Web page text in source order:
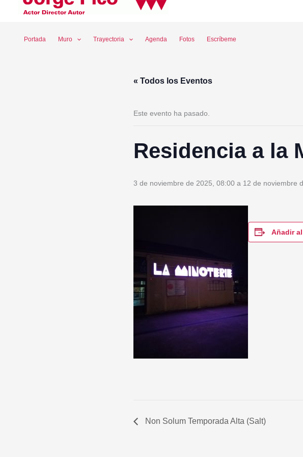
Portada Muro Trayectoria Agenda Fotos Escríbeme
« Todos los Eventos
Este evento ha pasado.
Residencia a la
3 de noviembre de 2025, 08:00a 12 de noviembre
Añadir
Non Solum Temporada Alta (Salt)